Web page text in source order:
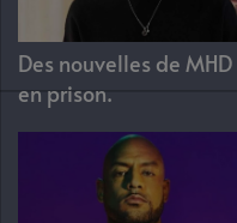
Des nouvelles de MHD
en prison.